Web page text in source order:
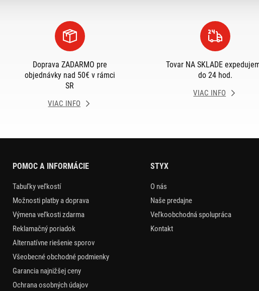
Doprava ZADARMO pre
objednávky nad 50€ v rámci
SR
VIAC INFO
Tovar NA SKLADE
do 24 hod.
VIAC INFO
POMOC A INFORMÁCIE
Tabuľky veľkostí
Možnosti platby a doprava
Výmena veľkosti zdarma
Reklamačný poriadok
Alternatívne riešenie sporov
Všeobecné obchodné podmienky
Garancia najnižšej ceny
Ochrana osobných údajov
STYX
O nás
Naše predajne
Veľkoobchodná spolupráca
Kontakt